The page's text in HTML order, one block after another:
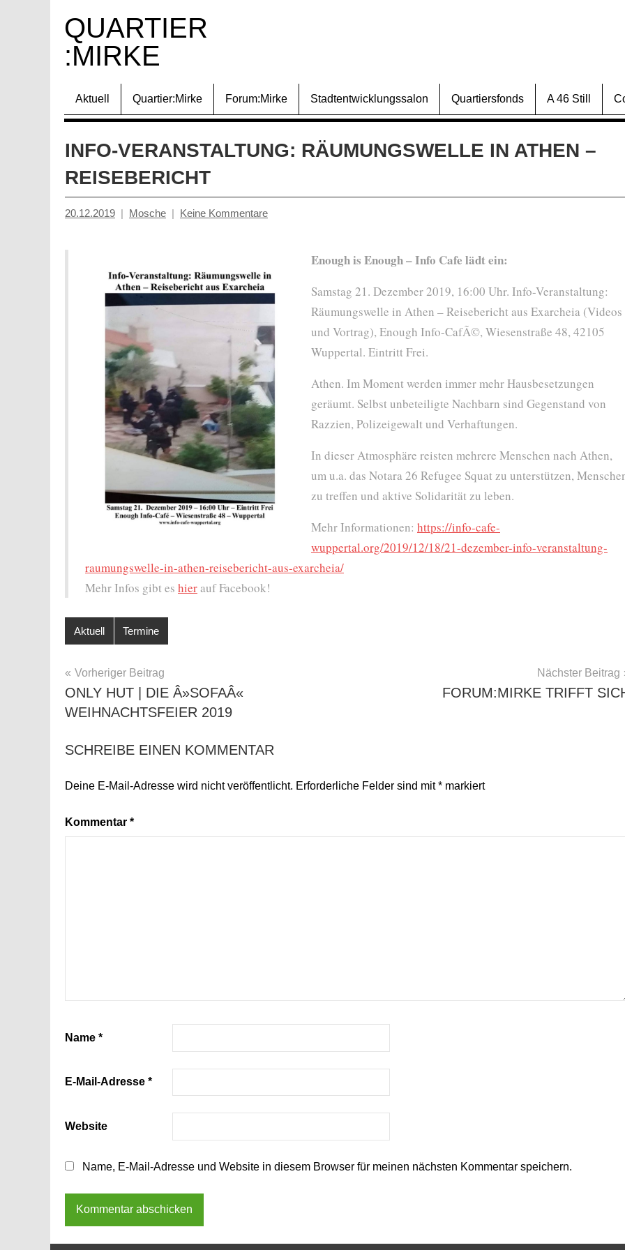
Inhalt
springen
QUARTIER
:MIRKE
Aktuell Quartier:Mirke Forum:Mirke Stadtentwicklungssalon Quartiersfonds A 46 Still
INFO-VERANSTALTUNG: RÄUMUNGSWELLE IN ATHEN –
REISEBERICHT
20.12.2019 Mosche Keine Kommentare
Enough is Enough – Info Cafe lädt ein:
Samstag 21. Dezember 2019, 16:00 Uhr. Info-Veranstaltung:
Räumungswelle in Athen – Reisebericht aus Exarcheia (Videos
und Vortrag), Enough Info-CafÃ©, Wiesenstraße 48, 42105
Wuppertal. Eintritt Frei.
Athen. Im Moment werden immer mehr Hausbesetzungen
geräumt. Selbst unbeteiligte Nachbarn sind Gegenstand von
Razzien, Polizeigewalt und Verhaftungen.
In dieser Atmosphäre reisten mehrere Menschen nach Athen,
um u.a. das Notara 26 Refugee Squat zu unterstützen,
zu treffen und aktive Solidarität zu leben.
Mehr Informationen: https://info-cafe-
wuppertal.org/2019/12/18/21-dezember-info-veranstaltung-
raumungswelle-in-athen-reisebericht-aus-exarcheia/
Mehr Infos gibt es hierauf Facebook!
Aktuell Termine
BEITRAGSNAVIGATION
Vorheriger Beitrag
ONLY HUT | DIE Â»SOFAÂ«
WEIHNACHTSFEIER 2019
Nächster Beitrag
FORUM:MIRKE TRIFFT
SCHREIBE EINEN KOMMENTAR
Deine E-Mail-Adresse wird nicht veröffentlicht. Erforderliche Felder sind mit* markiert
Kommentar *
Name *
E-Mail-Adresse *
Website
Name, E-Mail-Adresse und Website in diesem Browser für meinen nächsten Kommentar speichern.